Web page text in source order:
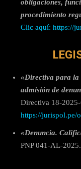
obligaciones,
procedimiento
Clic aquí: https://
«Directiva para la
admisión de
Directiva 18-
https://jurispol.pe/
«Denuncia.
PNP 041-AL-2025.